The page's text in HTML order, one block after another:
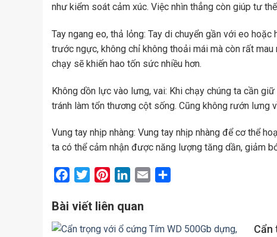
như kiểm soát cảm xúc. Việc nhìn thẳng còn giúp tư
Tay ngang eo, thả lỏng: Tay di chuyển gần với eo
trước ngực, không chỉ không thoải mái mà còn rất
chạy sẽ khiến hao tốn sức nhiều hơn.
Không dồn lực vào lưng, vai: Khi chạy chúng ta cần
tránh làm tổn thương cột sống. Cũng không rướn lưng
Vung tay nhịp nhàng: Vung tay nhịp nhàng để cơ thể
ta có thể cảm nhận được năng lượng tăng dần, giảm
FacebookTwitterPinterestLinkedIn
Email
Bài viết liên quan
Cẩn